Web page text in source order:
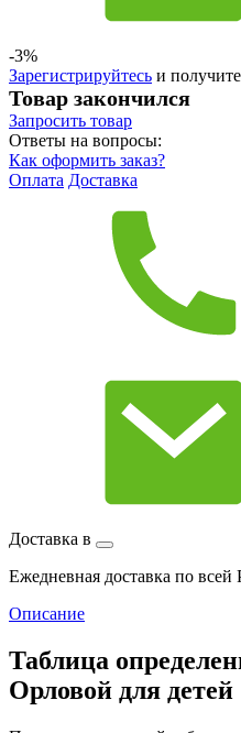
-3%
Зарегистрируйтесь и
Товар закончился
Запросить товар
Ответы на вопросы:
Как оформить заказ?
Оплата Доставка
Доставка в
Ежедневная доставка по всей
Описание
Таблица
Орловой для детей